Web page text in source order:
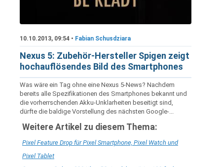
10.10.2013, 09:54 • Fabian Schusdziara
Nexus 5: Zubehör-Hersteller Spigen zeigt
hochauflösendes Bild des Smartphones
Was wäre ein Tag ohne eine Nexus 5-News? Nachdem
bereits alle Spezifikationen des Smartphones bekannt und
die vorherrschenden Akku-Unklarheiten beseitigt sind,
dürfte die baldige Vorstellung des nächsten Google-...
Weitere Artikel zu diesem Thema:
Pixel Feature Drop für Pixel Smartphone, Pixel Watch und
Pixel Tablet